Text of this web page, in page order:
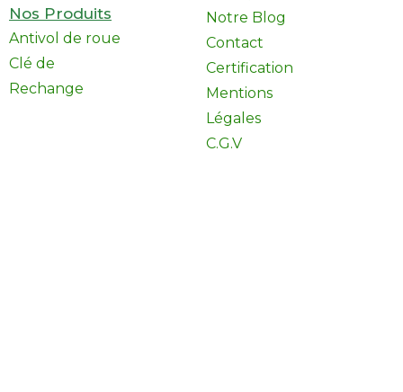
Nos Produits
Antivol de roue
Clé de
Rechange
Notre Blog
Contact
Certification
Mentions
Légales
C.G.V